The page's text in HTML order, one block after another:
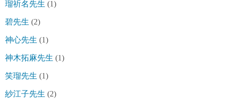
瑠祈名先生 (1)
碧先生 (2)
神心先生 (1)
神木拓麻先生 (1)
笑瑠先生 (1)
紗江子先生 (2)